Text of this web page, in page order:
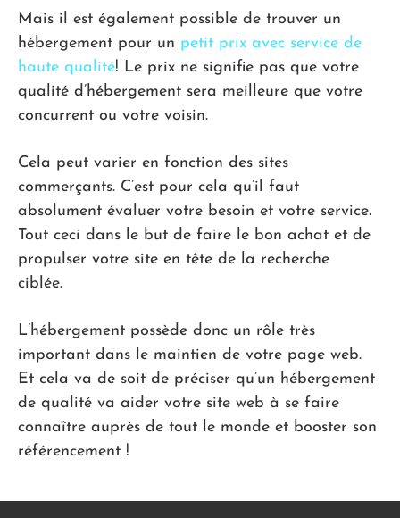
Mais il est également possible de trouver un
hébergement pour un petit prix avec service de
haute qualité! Le prix ne signifie pas que votre
qualité d’hébergement sera meilleure que votre
concurrent ou votre voisin.
Cela peut varier en fonction des sites
commerçants. C’est pour cela qu’il faut
absolument évaluer votre besoin et votre service.
Tout ceci dans le but de faire le bon achat et de
propulser votre site en tête de la recherche
ciblée.
L’hébergement possède donc un rôle très
important dans le maintien de votre page web.
Et cela va de soit de préciser qu’un hébergement
de qualité va aider votre site web à se faire
connaître auprès de tout le monde et booster son
référencement !